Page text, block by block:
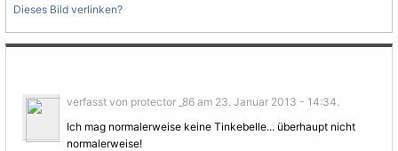
Dieses Bild verlinken?
verfasst von protector _86 am 23. Januar 2013 - 14:34.
Ich mag normalerweise keine Tinkebelle... überhaupt nicht
normalerweise!